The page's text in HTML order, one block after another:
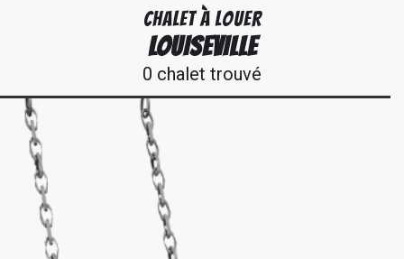
CHALET À LOUER
LOUISEVILLE
0 chalet trouvé